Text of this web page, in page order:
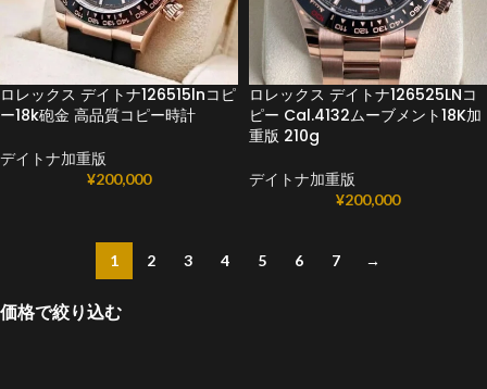
価格で絞り込む
ロレックス デイトナ126515lnコピ
ー18k砲金 高品質コピー時計
デイトナ加重版
¥200,000
ロレックス デイトナ126525LNコ
ピー Cal.4132ムーブメント18K加
重版 210g
デイトナ加重版
¥200,000
1 2 3 4 5 6 7 →